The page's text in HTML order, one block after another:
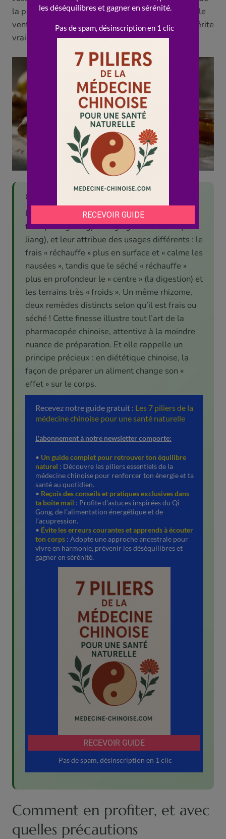
la pharmacopée chinoise. Polyvalent, efficace sur le
ventre, et à portée de main : le gingembre frais mérite
vraiment sa place de star des aliments-remèdes.
🌍 Le saviez-vous ?
La médecine chinoise distingue le gingembre
frais (Sheng Jiang) et le gingembre séché (Gan
Jiang), et leur attribue des usages différents : le
frais « réchauffe » plus en surface et « calme les
nausées », tandis que le séché « réchauffe »
plus en profondeur le « centre » (la digestion) et
les terrains très « froids ». Un même rhizome,
deux remèdes distincts selon qu’il est frais ou
séché ! Cette finesse illustre tout l’art de la
pharmacopée chinoise, attentive à la moindre
nuance de préparation. Et elle rappelle un
principe précieux : en diététique chinoise, la
façon de préparer un aliment change son «
effet » sur le corps.
Comment en profiter, et avec
quelles précautions